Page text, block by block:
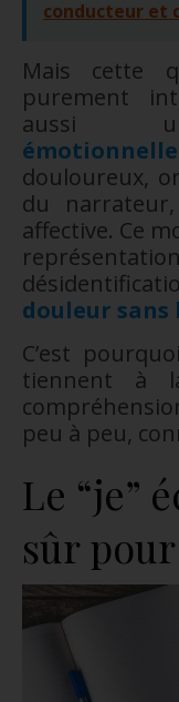
conducteur et
Mais cette
purement
aussi
douloureux,
du
affective. Ce
douleur
C’est
tiennent à
peu à peu,
Le “je”
sûr